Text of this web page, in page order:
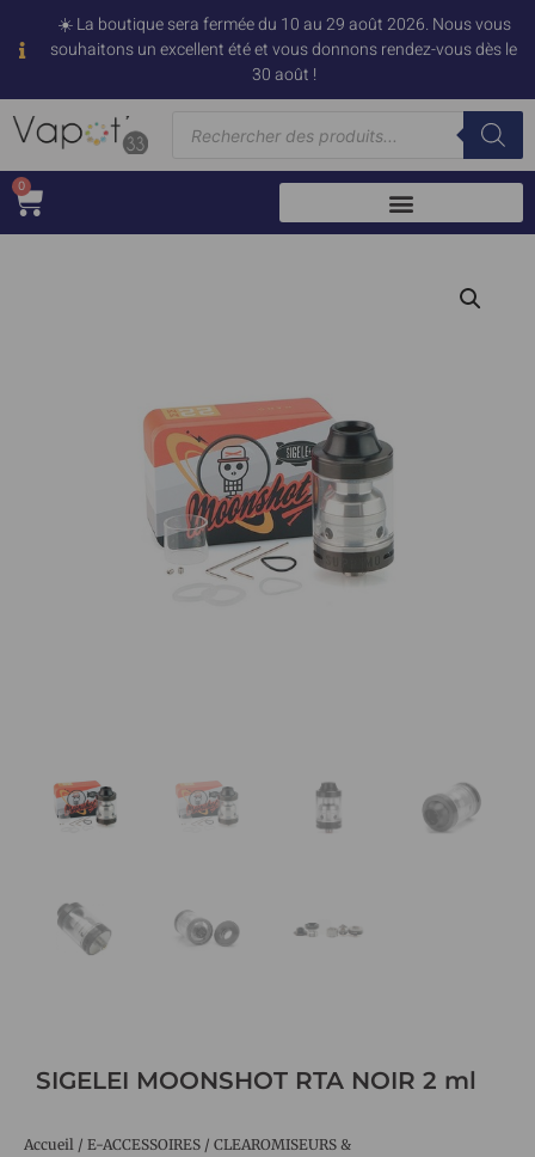
☀️ La boutique sera fermée du 10 au 29 août 2026. Nous vous
souhaitons un excellent été et vous donnons rendez-vous dès le
30 août !
0
SIGELEI MOONSHOT RTA NOIR 2 ml
Accueil / E-ACCESSOIRES / CLEAROMISEURS &